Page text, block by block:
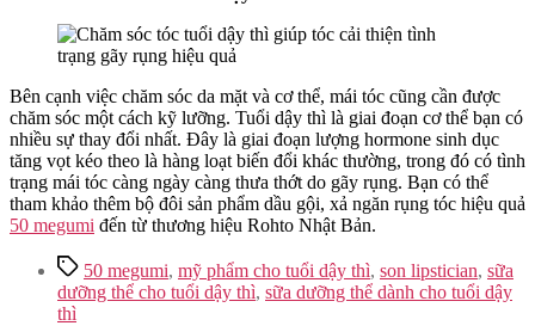
Bên cạnh việc chăm sóc da mặt và cơ thể, mái tóc cũng cần được
chăm sóc một cách kỹ lưỡng. Tuổi dậy thì là giai đoạn cơ thể bạn có
nhiều sự thay đổi nhất. Đây là giai đoạn lượng hormone sinh dục
tăng vọt kéo theo là hàng loạt biến đổi khác thường, trong đó có tình
trạng mái tóc càng ngày càng thưa thớt do gãy rụng. Bạn có thể
tham khảo thêm bộ đôi sản phẩm dầu gội, xả ngăn rụng tóc hiệu quả
50 megumi đến từ thương hiệu Rohto Nhật Bản.
Tags50 megumi, mỹ phẩm cho tuổi dậy thì, son lipstician, sữa
dưỡng thể cho tuổi dậy thì, sữa dưỡng thể dành cho tuổi dậy
thì